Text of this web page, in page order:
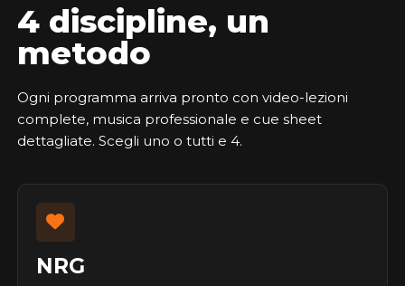
4 discipline, un
metodo
Ogni programma arriva pronto con video-lezioni
complete, musica professionale e cue sheet
dettagliate. Scegli uno o tutti e 4.
NRG